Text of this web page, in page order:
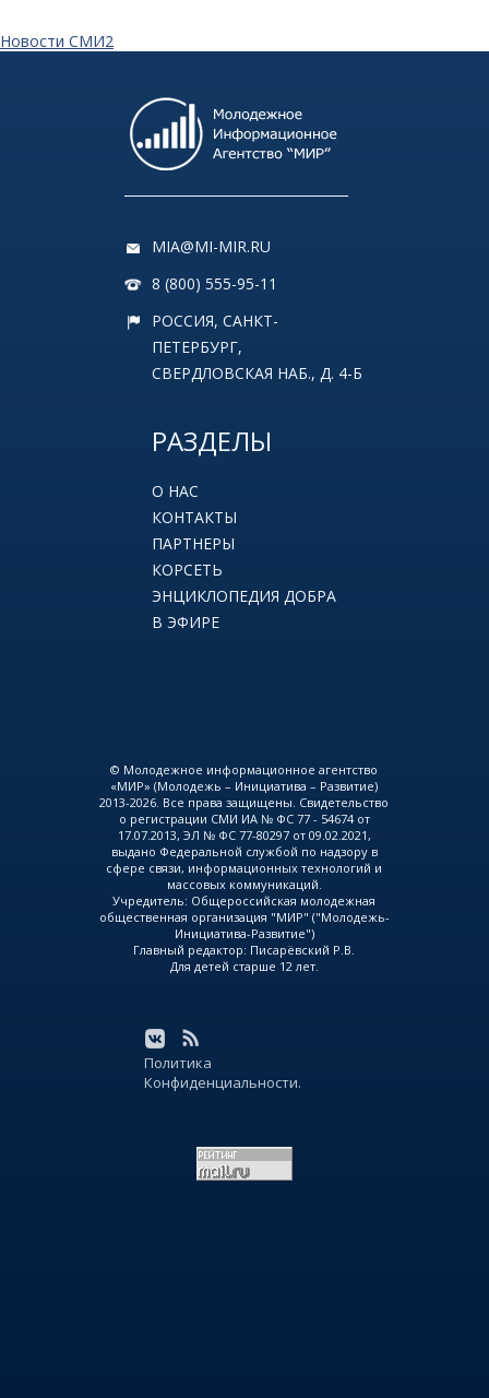
Новости СМИ2
MIA@MI-MIR.RU
8 (800) 555-95-11
РОССИЯ, САНКТ-
ПЕТЕРБУРГ,
СВЕРДЛОВСКАЯ НАБ., Д. 4-Б
РАЗДЕЛЫ
О НАС
КОНТАКТЫ
ПАРТНЕРЫ
КОРСЕТЬ
ЭНЦИКЛОПЕДИЯ ДОБРА
В ЭФИРЕ
© Молодежное информационное агентство
«МИР» (Молодежь – Инициатива – Развитие)
2013-2026. Все права защищены. Свидетельство
о регистрации СМИ ИА № ФС 77 - 54674 от
17.07.2013, ЭЛ № ФС 77-80297 от 09.02.2021,
выдано Федеральной службой по надзору в
сфере связи, информационных технологий и
массовых коммуникаций.
Учредитель: Общероссийская молодежная
общественная организация "МИР" ("Молодежь-
Инициатива-Развитие")
Главный редактор: Писарёвский Р.В.
Для детей старше 12 лет.
Политика
Конфиденциальности.